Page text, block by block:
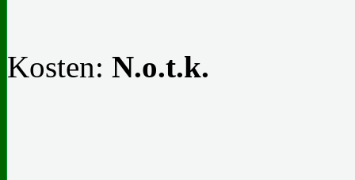
Kosten: N.o.t.k.